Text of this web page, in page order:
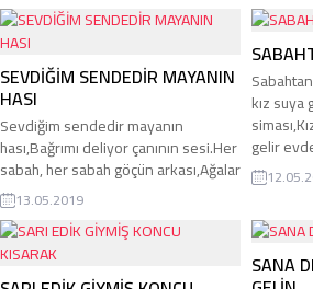
SEVDİĞİM SENDEDİR MAYANIN
HASI
Sevdiğim sendedir mayanın
hası,Bağrımı deliyor çanının sesi.Her
sabah, her sabah göçün arkası,Ağalar
beyleri arzular gider. Ulam ulam
olmuş yatar yazılar,Ceyran kovar gök
boncuklu tazılar.Başı hırızmalı,
cepkenli kızlar,“Hani yaylam?” der de
arzular gider. Havayı da deli gönül
13.05.2019
kız suya
gelir
canına
güzellik
SANA